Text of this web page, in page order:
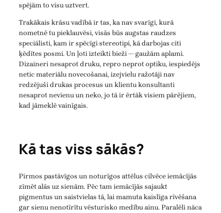
spējām to visu uztvert.
Trakākais krāsu vadībā ir tas, ka nav svarīgi, kurā
nometnē tu pieklauvēsi, visās būs augstas raudzes
speciālisti, kam ir spēcīgi stereotipi, kā darbojas citi
ķēdītes posmi. Un ļoti izteikti bieži — gaužām aplami.
Dizaineri nesaprot druku, repro neprot optiku, iespiedējs
netic materiālu novecošanai, izejvielu ražotāji nav
redzējuši drukas procesus un klientu konsultanti
nesaprot nevienu un neko, jo tā ir ērtāk visiem pārējiem,
kad jāmeklē vainīgais.
Kā tas viss sākās?
Pirmos pastāvīgos un noturīgos attēlus cilvēce iemācījās
zīmēt alās uz sienām. Pēc tam iemācījās sajaukt
pigmentus un saistvielas tā, lai mamuta kaislīga rīvēšana
gar sienu nenotīrītu vēsturisko medību ainu. Paralēli nāca